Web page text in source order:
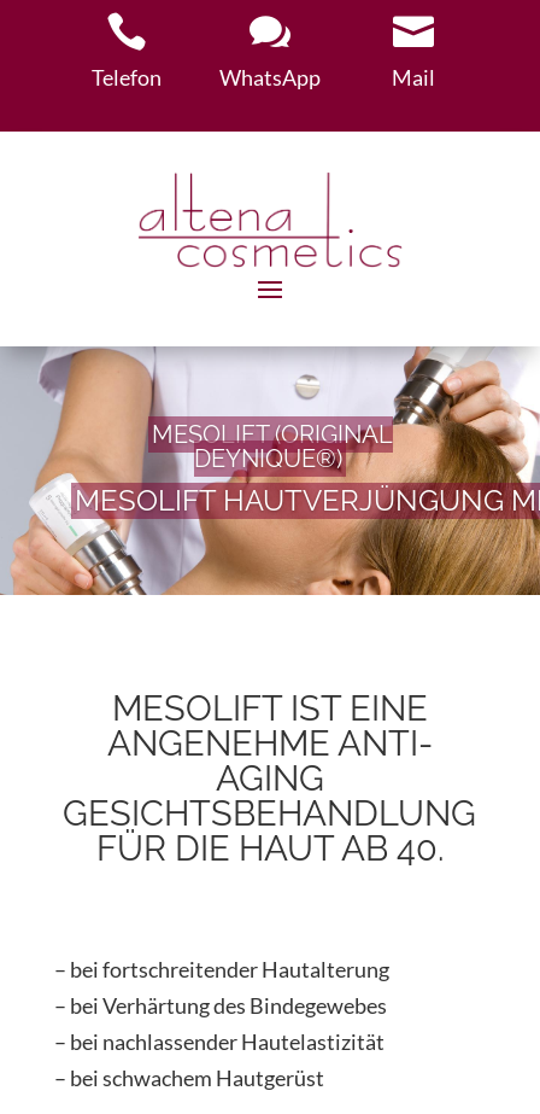

Telefon

WhatsApp

Mail
MESOLIFT (ORIGINAL
DEYNIQUE®)
MESOLIFT HAUTVERJÜNGUNG
MESOLIFT IST EINE
ANGENEHME ANTI-
AGING
GESICHTSBEHANDLUNG
FÜR DIE HAUT AB 40.
– bei fortschreitender Hautalterung
– bei Verhärtung des Bindegewebes
– bei nachlassender Hautelastizität
– bei schwachem Hautgerüst